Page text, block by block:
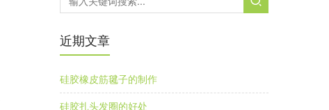
近期文章
硅胶橡皮筋毽子的制作
硅胶扎头发圈的好处